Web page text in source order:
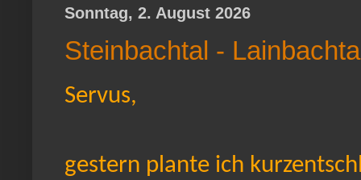
Sonntag, 2. August 2026
Steinbachtal -
Servus,
gestern plante ich